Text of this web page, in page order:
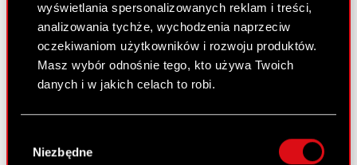
wyświetlania spersonalizowanych reklam i treści,
analizowania tychże, wychodzenia naprzeciw
oczekiwaniom użytkowników i rozwoju produktów.
Masz wybór odnośnie tego, kto używa Twoich
danych i w jakich celach to robi.
lokalizacji geograficznej z dokładnością nawet
zgody
Niezbędne
PDF
Rekomendacja Rady Nadzorczej w
sprawie podziału zysku netto
wypracowanego w roku 2016.
Raport bieżący nr 2/2017